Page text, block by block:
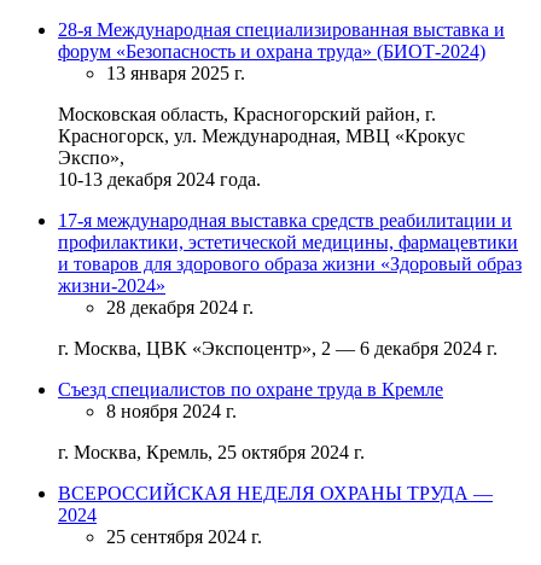
28-я Международная специализированная выставка и
форум «Безопасность и охрана труда» (БИОТ-2024)
13 января 2025 г.
Московская область, Красногорский район, г.
Красногорск, ул. Международная, МВЦ «Крокус
Экспо»,
10-13 декабря 2024 года.
17-я международная выставка средств реабилитации и
профилактики, эстетической медицины, фармацевтики
и товаров для здорового образа жизни «Здоровый образ
жизни-2024»
28 декабря 2024 г.
г. Москва, ЦВК «Экспоцентр», 2 — 6 декабря 2024 г.
Съезд специалистов по охране труда в Кремле
8 ноября 2024 г.
г. Москва, Кремль, 25 октября 2024 г.
ВСЕРОССИЙСКАЯ НЕДЕЛЯ ОХРАНЫ ТРУДА —
2024
25 сентября 2024 г.